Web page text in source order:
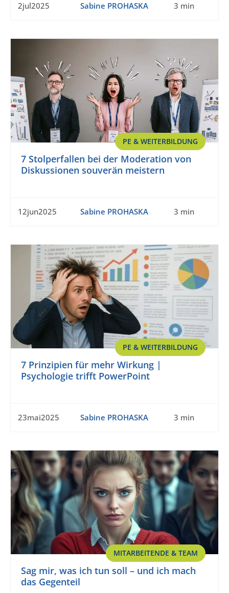
2jul2025 Sabine PROHASKA 3 min
PE & WEITERBILDUNG
7 Stolperfallen bei der Moderation von
Diskussionen souverän meistern
12jun2025 Sabine PROHASKA 3 min
PE & WEITERBILDUNG
7 Prinzipien für mehr Wirkung |
Psychologie trifft PowerPoint
23mai2025 Sabine PROHASKA 3 min
MITARBEITENDE & TEAM
Sag mir, was ich tun soll – und ich mach
das Gegenteil